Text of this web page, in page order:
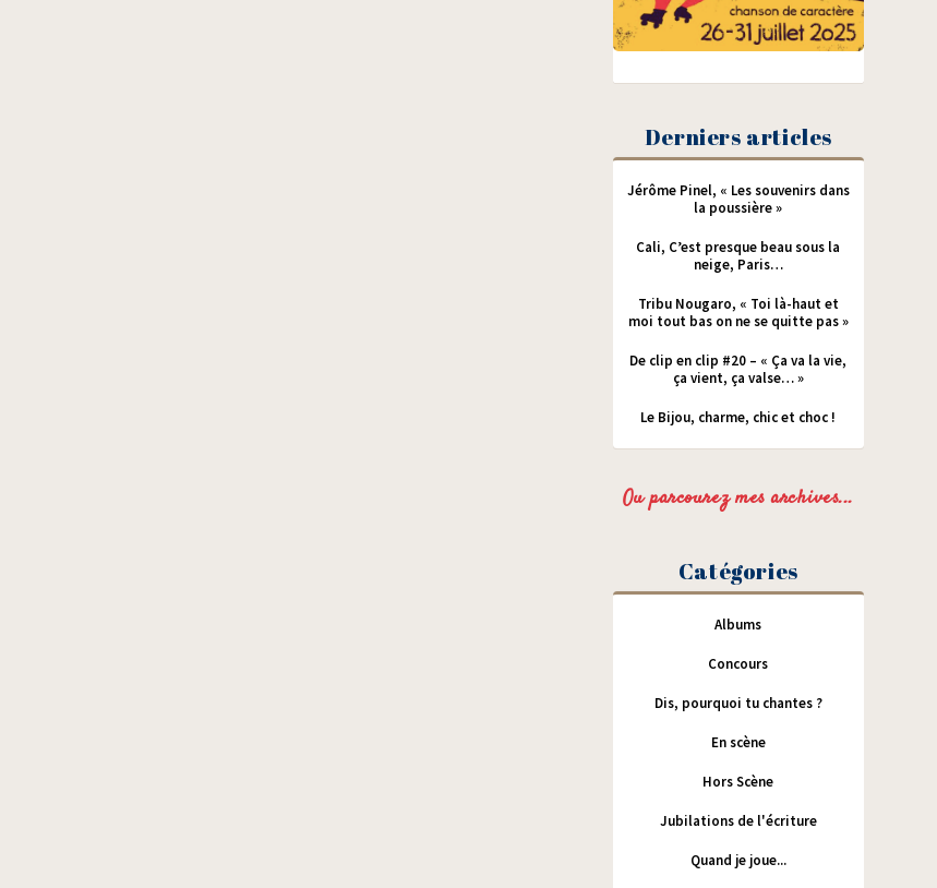
Derniers articles
Jérôme Pinel, « Les souvenirs dans
la poussière »
Cali, C’est presque beau sous la
neige, Paris…
Tribu Nougaro, « Toi là-haut et
moi tout bas on ne se quitte pas »
De clip en clip #20 – « Ça va la vie,
ça vient, ça valse… »
Le Bijou, charme, chic et choc !
Ou parcourez mes archives...
Catégories
Albums
Concours
Dis, pourquoi tu chantes ?
En scène
Hors Scène
Jubilations de l'écriture
Quand je joue...